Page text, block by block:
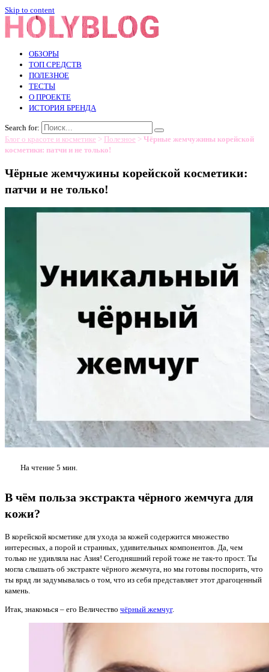
Skip to content
ОБЗОРЫ
ТОП СРЕДСТВ
ПОЛЕЗНОЕ
ТЕСТЫ
О ПРОЕКТЕ
ИСТОРИЯ БРЕНДА
Search for:
Блог о красоте и косметике > Полезное > Чёрные жемчужины корейской
косметики: патчи и не только!
Чёрные жемчужины корейской косметики:
патчи и не только!
На чтение 5 мин.
В чём польза экстракта чёрного жемчуга для
кожи?
В корейской косметике для ухода за кожей содержится множество
интересных, а порой и странных, удивительных компонентов. Да, чем
только не удивляла нас Азия! Сегодняшний герой тоже не так-то прост. Ты
могла слышать об экстракте чёрного жемчуга, но мы готовы поспорить, что
ты вряд ли задумывалась о том, что из себя представляет этот драгоценный
камень.
Итак, знакомься – его Величество чёрный жемчуг.